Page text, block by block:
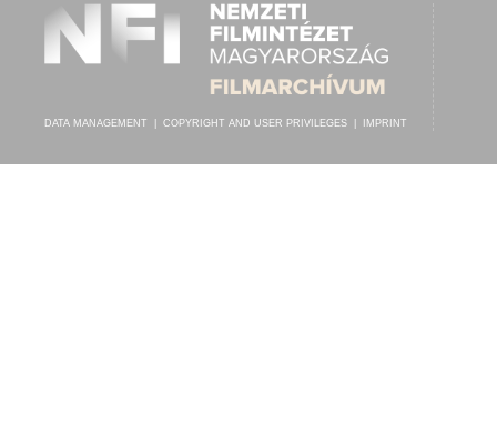
DATA MANAGEMENT COPYRIGHT AND USER PRIVILEGES IMPRINT